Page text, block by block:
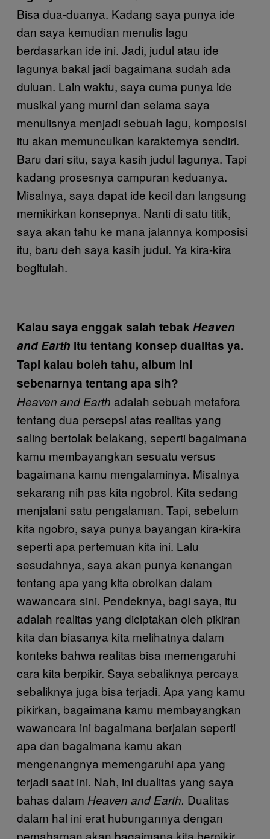
Bisa dua-duanya. Kadang saya punya ide
dan saya kemudian menulis lagu
berdasarkan ide ini. Jadi, judul atau ide
lagunya bakal jadi bagaimana sudah ada
duluan. Lain waktu, saya cuma punya ide
musikal yang murni dan selama saya
menulisnya menjadi sebuah lagu, komposisi
itu akan memunculkan karakternya sendiri.
Baru dari situ, saya kasih judul lagunya. Tapi
kadang prosesnya campuran keduanya.
Misalnya, saya dapat ide kecil dan langsung
memikirkan konsepnya. Nanti di satu titik,
saya akan tahu ke mana jalannya komposisi
itu, baru deh saya kasih judul. Ya kira-kira
begitulah.
Kalau saya enggak salah tebak Heaven
and Earth itu tentang konsep dualitas ya.
Tapi kalau boleh tahu, album ini
sebenarnya tentang apa sih?
Heaven and Earth adalah sebuah metafora
tentang dua persepsi atas realitas yang
saling bertolak belakang, seperti bagaimana
kamu membayangkan sesuatu versus
bagaimana kamu mengalaminya. Misalnya
sekarang nih pas kita ngobrol. Kita sedang
menjalani satu pengalaman. Tapi, sebelum
kita ngobro, saya punya bayangan kira-kira
seperti apa pertemuan kita ini. Lalu
sesudahnya, saya akan punya kenangan
tentang apa yang kita obrolkan dalam
wawancara sini. Pendeknya, bagi saya, itu
adalah realitas yang diciptakan oleh pikiran
kita dan biasanya kita melihatnya dalam
konteks bahwa realitas bisa memengaruhi
cara kita berpikir. Saya sebaliknya percaya
sebaliknya juga bisa terjadi. Apa yang kamu
pikirkan, bagaimana kamu membayangkan
wawancara ini bagaimana berjalan seperti
apa dan bagaimana kamu akan
mengenangnya memengaruhi apa yang
terjadi saat ini. Nah, ini dualitas yang saya
bahas dalam Heaven and Earth. Dualitas
dalam hal ini erat hubungannya dengan
pemahaman akan bagaimana kita berpikir,